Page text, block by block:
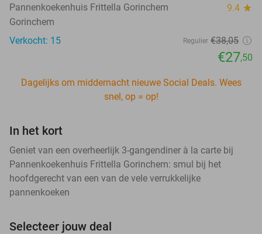
Pannenkoekenhuis Frittella Gorinchem 9.4 star
Gorinchem
Verkocht: 15
Regulier €38,05
€27,50
Dagelijks om middernacht nieuwe Social Deals. Wees
snel, op = op!
In het kort
Geniet van een overheerlijk 3-gangendiner à la carte bij
Pannenkoekenhuis Frittella Gorinchem: smul bij het
hoofdgerecht van een van de vele verrukkelijke
pannenkoeken
Selecteer jouw deal